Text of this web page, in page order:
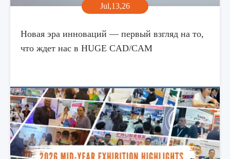
Jul,13,26
Новая эра инноваций — первый взгляд на то,
что ждет нас в HUGE CAD/CAM